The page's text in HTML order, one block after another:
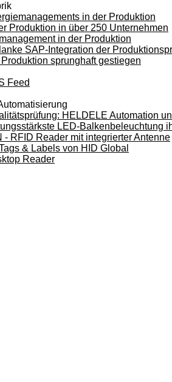
in der Produktion
Produktion in über 250 Unternehmen
in der Produktion
SAP-Integration der
sprunghaft gestiegen
HELDELE Automation
LED-Balkenbeleuchtung
RFID Reader mit integrierter Antenne
& Labels von HID Global
Reader